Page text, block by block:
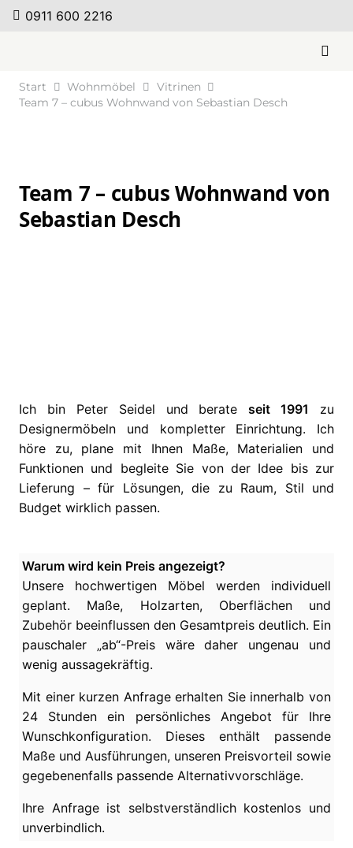
0911 600 2216
Start Wohnmöbel
Vitrinen
Team 7 – cubus Wohnwand von Sebastian Desch
Team 7 – cubus Wohnwand von
Sebastian Desch
Ich bin Peter Seidel und berateseit 1991
zu
Designermöbeln und kompletter Einrichtung. Ich
höre zu, plane mit Ihnen Maße, Materialien und
Funktionen und begleite Sie von der Idee bis zur
Lieferung – für Lösungen, die zu Raum, Stil und
Budget wirklich passen.
Warum wird kein Preis angezeigt?
Unsere hochwertigen Möbel werden individuell
geplant. Maße, Holzarten, Oberflächen und
Zubehör beeinflussen den Gesamtpreis deutlich. Ein
pauschaler „ab“-Preis wäre daher ungenau und
wenig aussagekräftig.
Mit einer kurzen Anfrage erhalten Sie innerhalb von
24 Stunden ein persönliches Angebot für Ihre
Wunschkonfiguration. Dieses enthält passende
Maße und Ausführungen, unseren Preisvorteil sowie
gegebenenfalls passende Alternativvorschläge.
Ihre Anfrage ist selbstverständlich kostenlos und
unverbindlich.